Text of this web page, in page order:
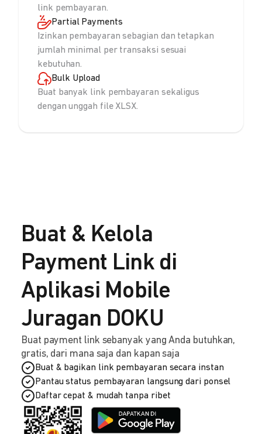
link pembayaran.
Partial Payments
Izinkan pembayaran sebagian dan tetapkan
jumlah minimal per transaksi sesuai
kebutuhan.
Bulk Upload
Buat banyak link pembayaran sekaligus
dengan unggah file XLSX.
Buat & Kelola
Payment Link di
Aplikasi Mobile
Juragan DOKU
Buat payment link sebanyak yang Anda butuhkan,
gratis, dari mana saja dan kapan saja
Buat & bagikan link pembayaran secara instan
Pantau status pembayaran langsung dari ponsel
Daftar cepat & mudah tanpa ribet